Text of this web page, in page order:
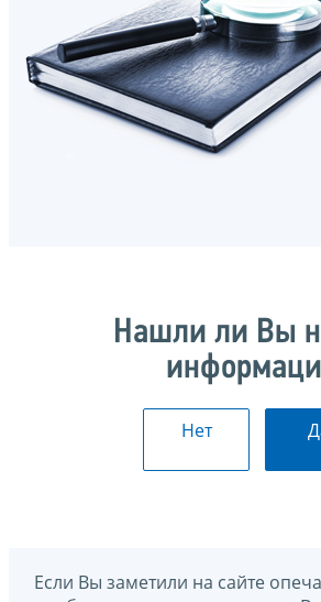
Нашли ли Вы
Нет
Если Вы заметили на сайте